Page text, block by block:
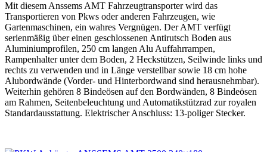
Mit diesem Anssems AMT Fahrzeugtransporter wird das
Transportieren von Pkws oder anderen Fahrzeugen, wie
Gartenmaschinen, ein wahres Vergnügen. Der AMT verfügt
serienmäßig über einen geschlossenen Antirutsch Boden aus
Aluminiumprofilen, 250 cm langen Alu Auffahrrampen,
Rampenhalter unter dem Boden, 2 Heckstützen, Seilwinde links und
rechts zu verwenden und in Länge verstellbar sowie 18 cm hohe
Alubordwände (Vorder- und Hinterbordwand sind herausnehmbar).
Weiterhin gehören 8 Bindeösen auf den Bordwänden, 8 Bindeösen
am Rahmen, Seitenbeleuchtung und Automatikstützrad zur royalen
Standardausstattung. Elektrischer Anschluss: 13-poliger Stecker.